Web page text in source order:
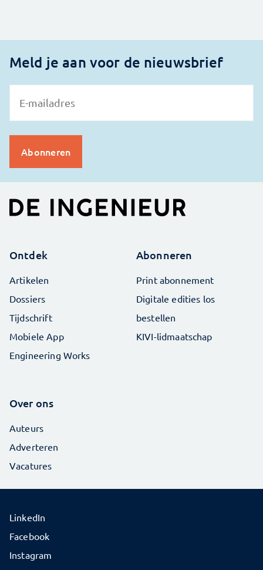
Meld je aan voor de nieuwsbrief
Ontdek
Artikelen
Dossiers
Tijdschrift
Mobiele App
Engineering Works
Abonneren
Print abonnement
Digitale edities los
bestellen
KIVI-lidmaatschap
Over ons
Auteurs
Adverteren
Vacatures
LinkedIn
Facebook
Instagram